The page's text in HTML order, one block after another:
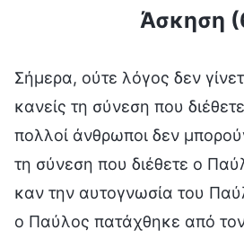
Άσκηση
Σήμερα, ούτε λόγος δεν
κανείς τη σύνεση που
πολλοί άνθρωποι δεν
τη σύνεση που διέθετε ο
καν την αυτογνωσία του
ο Παύλος πατάχθηκε από τον